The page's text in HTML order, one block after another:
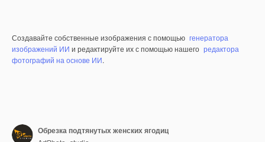
Создавайте собственные изображения с помощью генератора
изображений ИИ и редактируйте их с помощью нашего редактора
фотографий на основе ИИ.
Обрезка подтянутых женских ягодиц